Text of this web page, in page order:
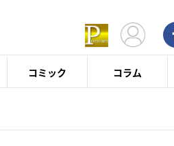
コミック コラム